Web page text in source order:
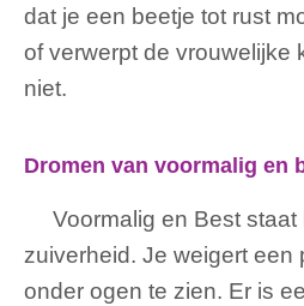
dat je een beetje tot rust
of verwerpt de vrouwelijke
niet.
Dromen van voormalig en
Voormalig en Best
zuiverheid. Je weigert een
onder ogen te zien. Er is